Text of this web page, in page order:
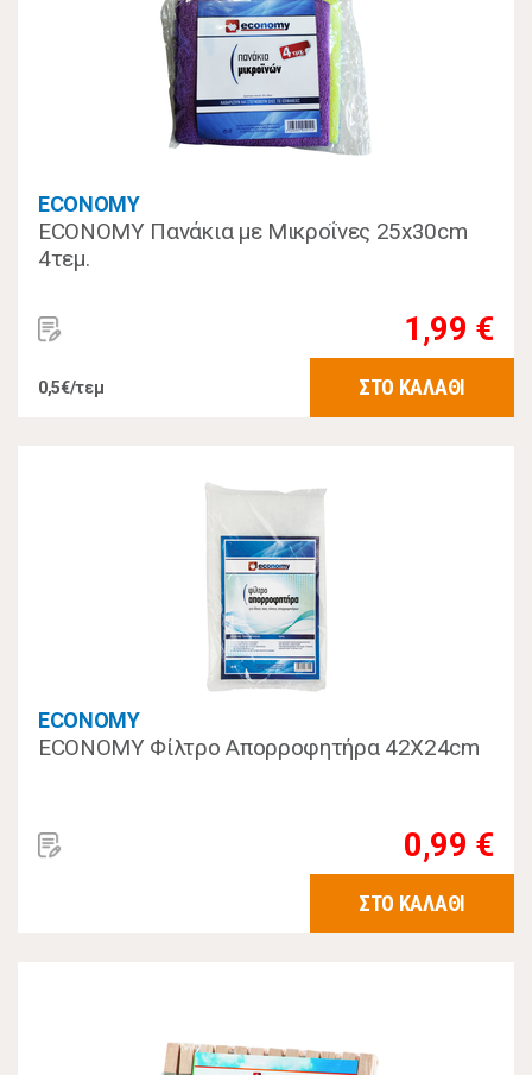
ECONOMY
ECONOMY Πανάκια με Μικροΐνες 25x30cm
4τεμ.
1,99 €
0,5€/τεμ ΣΤΟ ΚΑΛΑΘΙ
ECONOMY
ECONOMY Φίλτρο Απορροφητήρα 42Χ24cm
0,99 €
ΣΤΟ ΚΑΛΑΘΙ